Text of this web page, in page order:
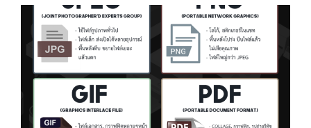
trendsetters
officially
announced
through
various
social
media.